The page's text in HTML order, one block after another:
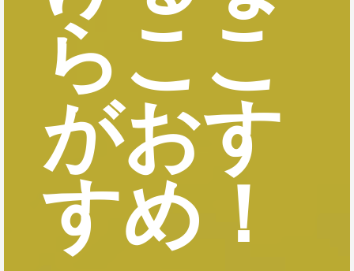
らここ
がおす
すめ！